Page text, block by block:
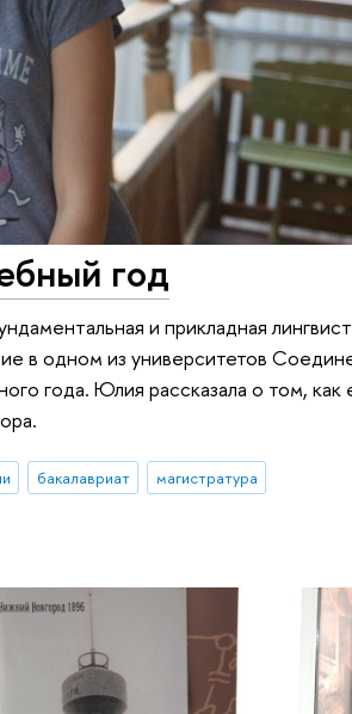
год
и прикладная
в одном из университетов
года. Юлия рассказала о том, как
бакалавриат
магистратура